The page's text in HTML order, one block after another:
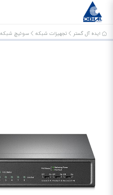
ایده آل گستر تجهیزات شبکه سوئیچ شبکه